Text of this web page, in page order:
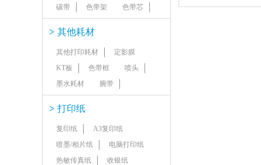
碳带 色带架 色带芯
> 其他耗材
其他打印耗材
定影膜
KT板
色带框
喷头
墨水耗材
腕带
> 打印纸
复印纸
A3复印纸
喷墨/相片纸
电脑打印纸
热敏传真纸
收银纸